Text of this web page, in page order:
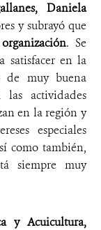
Daniela
y subrayó que
. Se
satisfacer en la
de muy buena
actividades
en la región y
especiales
como también,
siempre muy
y Acuicultura,